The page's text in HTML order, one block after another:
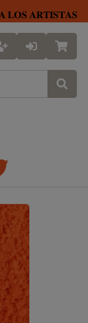
𝐋𝐎𝐒 𝐀𝐑𝐓𝐈𝐒𝐓𝐀𝐒